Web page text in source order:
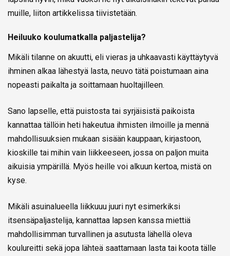
muille, liiton artikkelissa tiivistetään.
Heiluuko koulumatkalla paljastelija?
Mikäli tilanne on akuutti, eli vieras ja uhkaavasti käyttäytyvä
ihminen alkaa lähestyä lasta, neuvo tätä poistumaan aina
nopeasti paikalta ja soittamaan huoltajilleen.
Sano lapselle, että puistosta tai syrjäisistä paikoista
kannattaa tällöin heti hakeutua ihmisten ilmoille ja mennä
mahdollisuuksien mukaan sisään kauppaan, kirjastoon,
kioskille tai mihin vain liikkeeseen, jossa on paljon muita
aikuisia ympärillä. Myös heille voi alkuun kertoa, mistä on
kyse.
Mikäli asuinalueella liikkuuu juuri nyt esimerkiksi
itsensäpaljastelija, kannattaa lapsen kanssa miettiä
mahdollisimman turvallinen ja asutusta lähellä oleva
koulureitti sekä jopa lähteä saattamaan lasta tai koota tälle